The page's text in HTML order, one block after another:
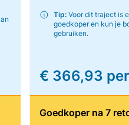
Tip:Voor dit traject is
goedkoper en kun je
gebruiken.
€ 366,93
Goedkoper na 7